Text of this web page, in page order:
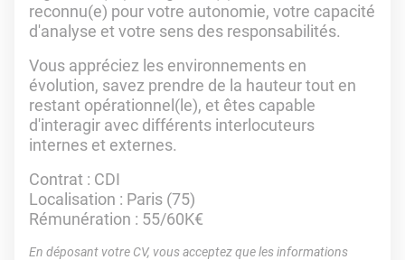
reconnu(e) pour votre autonomie, votre capacité
d'analyse et votre sens des responsabilités.
Vous appréciez les environnements en
évolution, savez prendre de la hauteur tout en
restant opérationnel(le), et êtes capable
d'interagir avec différents interlocuteurs
internes et externes.
Contrat : CDI
Localisation : Paris (75)
Rémunération : 55/60K€
En déposant votre CV, vous acceptez que les informations